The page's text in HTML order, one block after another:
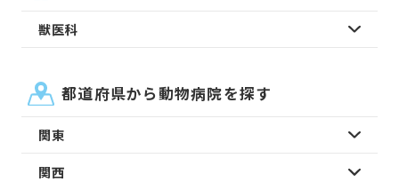
獣医科
都道府県から動物病院を探す
関東
関西